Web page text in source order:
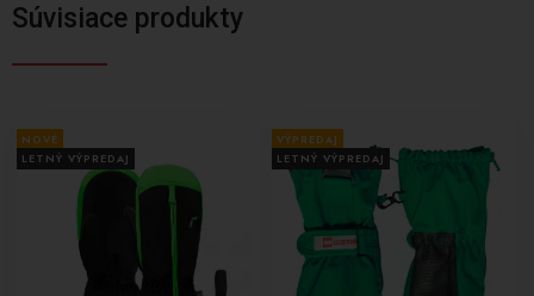
Súvisiace produkty
NOVÉ
LETNÝ VÝPREDAJ
VÝPREDAJ
LETNÝ VÝPREDAJ